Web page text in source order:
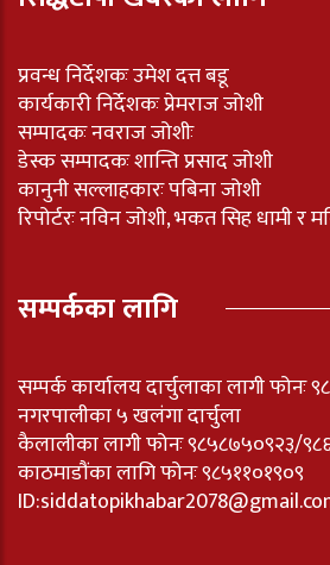
प्रवन्ध निर्देशकः उमेश दत्त बडू
कार्यकारी निर्देशकः प्रेमराज जोशी
सम्पादकः नवराज जोशीः
डेस्क सम्पादकः शान्ति प्रसाद जोशी
कानुनी सल्लाहकारः पबिना जोशी
रिपोर्टरः नविन जोशी, भकत सिह धामी र
सम्पर्कका लागि
सम्पर्क कार्यालय दार्चुलाका लागी फोनः
नगरपालीका ५ खलंगा दार्चुला
कैलालीका लागी फोनः ९८५८७५०९२३/
काठमाडौंका लागि फोनः
ID: